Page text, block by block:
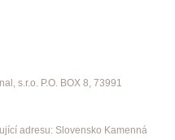
s.r.o. P.O. BOX 8, 73991
adresu: Slovensko Kamenná